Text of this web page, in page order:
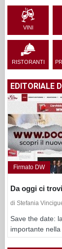
VINI
RISTORANTI
EDITORIALE
Firmato DW
Da oggi ci
di Stefania
Save the date:
importante nella